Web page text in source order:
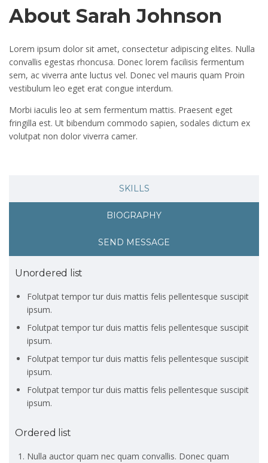
About Sarah Johnson
Lorem ipsum dolor sit amet, consectetur adipiscing elites. Nulla
convallis egestas rhoncusa. Donec lorem facilisis fermentum
sem, ac viverra ante luctus vel. Donec vel mauris quam Proin
vestibulum leo eget erat congue interdum.
Morbi iaculis leo at sem fermentum mattis. Praesent eget
fringilla est. Ut bibendum commodo sapien, sodales dictum ex
volutpat non dolor viverra camer.
SKILLS
BIOGRAPHY
SEND MESSAGE
Unordered list
Folutpat tempor tur duis mattis felis pellentesque suscipit
ipsum.
Folutpat tempor tur duis mattis felis pellentesque suscipit
ipsum.
Folutpat tempor tur duis mattis felis pellentesque suscipit
ipsum.
Folutpat tempor tur duis mattis felis pellentesque suscipit
ipsum.
Ordered list
Nulla auctor quam nec quam convallis. Donec quam